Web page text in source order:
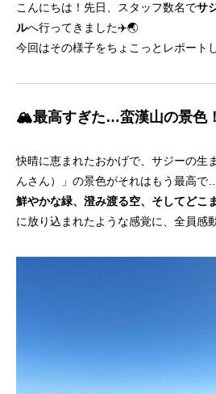
こんにちは！先日、スタッフ数名でサ
ルへ行ってきました✈️🌏
今回はその様子をちょこっとレポート
🏔️最高すぎた…蛮漢山の景色！
快晴に恵まれたおかげで、サジーの生
んさん）」の景色がそれはもう最高で
鮮やかな緑、澄み渡る空、そしてどこ
に放り込まれたような感覚に、全員感